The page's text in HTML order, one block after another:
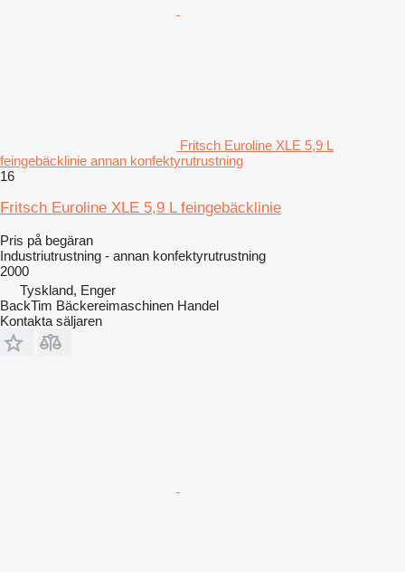
Fritsch Euroline XLE 5,9 L
feingebäcklinie annan konfektyrutrustning
16
Fritsch Euroline XLE 5,9 L feingebäcklinie
Pris på begäran
Industriutrustning - annan konfektyrutrustning
2000
Tyskland, Enger
BackTim Bäckereimaschinen Handel
Kontakta säljaren